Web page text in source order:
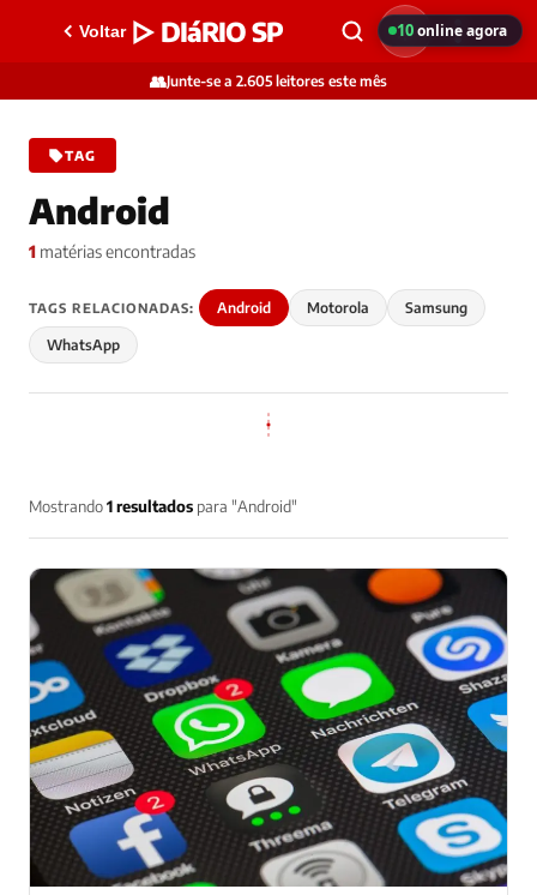
Voltar ▷ DIáRIO SP
👥Junte-se a 2.605 leitores este mês
TAG
Android
1 matérias encontradas
TAGS RELACIONADAS: Android Motorola Samsung
WhatsApp
Mostrando1 resultados para "Android"
10online agora